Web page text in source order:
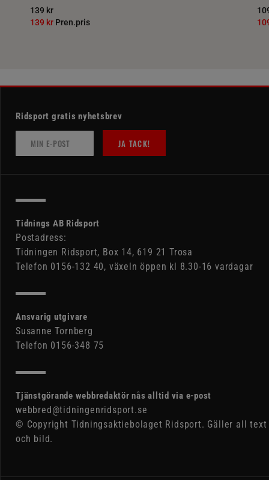
139 kr
139 kr Pren.pris
Ridsport gratis nyhetsbrev
JA TACK!
Tidnings AB Ridsport
Postadress:
Tidningen Ridsport, Box 14, 619 21 Trosa
Telefon 0156-132 40, växeln öppen kl 8.30-16 vardagar
Ansvarig utgivare
Susanne Tornberg
Telefon 0156-348 75
Tjänstgörande webbredaktör nås alltid via e-post
webbred@tidningenridsport.se
© Copyright Tidningsaktiebolaget Ridsport. Gäller all text
och bild.